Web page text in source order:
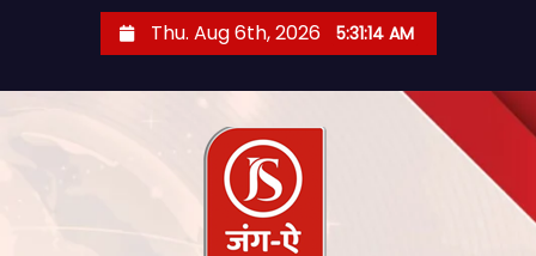
Thu. Aug 6th, 2026 5:31:15 AM